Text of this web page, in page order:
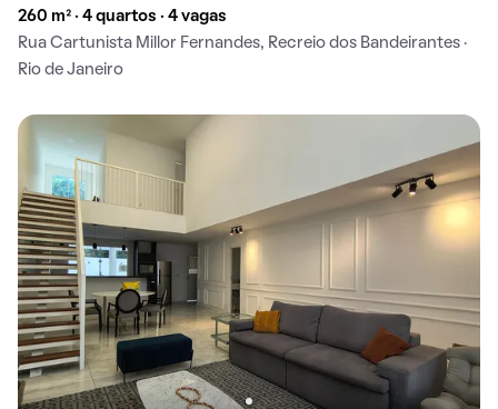
260 m² · 4 quartos · 4 vagas
Rua Cartunista Millor Fernandes, Recreio dos Bandeirantes ·
Rio de Janeiro